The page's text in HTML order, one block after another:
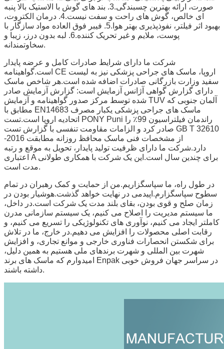
صورت، ارائه بهترین چسبندگی.3. بند های گوش با الاستیک بالا پنبه
ای خالص، گوش های راحت و سفت نیست.4. درمان الکتروت،
بهبود اثر فیلتر، نفوذپذیری بهتر هوا.5. فیبر فوق العاده مواد سازگار با
پوست، ملایم و غیر تحریک کننده.6. لبه بدون درز، زیبا و
سخاوتمندانه.
شرکت ما دارای شرایط صادرات کامل و عرضه پایدار
است.گواهینامه CE اروپا، ماسک های جراحی پزشکی نیز به لیست
سفید وزارت بازرگانی صادرات اضافه شده است.هر شاخص ماسک
دارای گزارش گواهی آژانس آزمایش است: گزارش آزمایش صادر
شده توسط مرکز صدور گواهینامه و آزمایش TUV آلمان جنوبی که
مطابق با EN14683 ماسک های جراحی پزشکی یکبار مصرف
اتحادیه اروپا است.تست PONY Puni راندمان فیلتراسیون 99٪ را
صادر کرد و الزامات مقاومت تنفسی با گزارش تست GB T 32610
-2016 از مشخصات فنی ماسک محافظ روزانه مطابقت
دارد.شرکت ما دارای ظرفیت تولید پایدار، تحویل به موقع و رتبه
اعتباری A برای چندین سال است.این یک شرکت با همکاری طولانی
مدت است.
در طول راه، ما سپاسگزاریم.من از حمایت و کمک رهبران در تمام
سطوح سپاسگزارم.اپیدمی در نهایت خواهد گذشت.هوشیار بودن در
زمان صلح و قوی بودن، بقای بلند مدت یک شرکت است.در داخل،
ما سیستم مدیریت را اصلاح می کنیم، یک سیستم سازمانی مدرن
کاملتر ایجاد می کنیم، نوآوری های تکنولوژیکی را تسریع می کنیم، و
رقابت اصلی محصولات را افزایش می دهیم.در خارج، ما در تلاش
برای شکستن انحصارات فناوری خارجی و موانع تجاری، و افزایش
شهرت بین المللی و شهرت برندهای ملی هستیم به همین دلیل،
امیدوارم که ماسک های برند Enpak در سراسر جهان فروش خوبی
داشته باشند.